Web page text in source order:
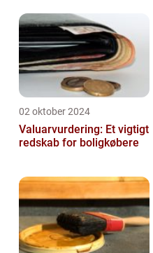
02 oktober 2024
Valuarvurdering: Et vigtigt
redskab for boligkøbere